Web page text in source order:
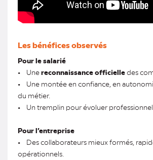
Les bénéfices observés
Pour le salarié
• Unereconnaissance officielledes
• Une montée en confiance, en
du métier.
• Un tremplin pour évoluer
Pour l’entreprise
• Des collaborateurs mieux formés,
opérationnels.